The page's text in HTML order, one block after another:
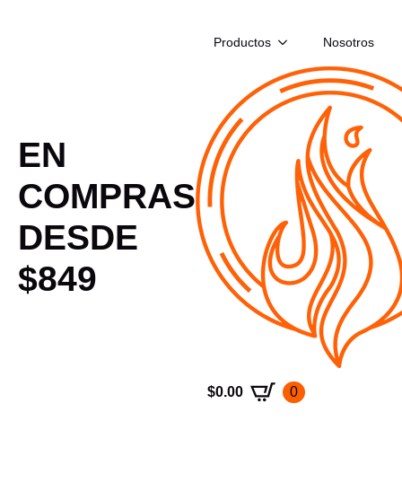
EN
COMPRAS
DESDE
$849
Productos Nosotros
$0.00 0